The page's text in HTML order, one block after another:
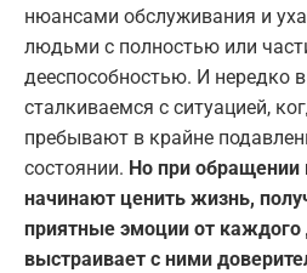
нюансами обслуживания и
людьми с полностью или
дееспособностью. И нередко
сталкиваемся с ситуацией,
пребывают в крайне
состоянии. Но при обращении
начинают ценить жизнь,
приятные эмоции от каждого
выстраивает с ними